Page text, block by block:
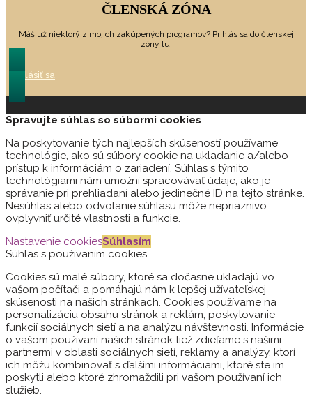
ČLENSKÁ ZÓNA
Máš už niektorý z mojich zakúpených programov? Prihlás sa do členskej
zóny tu:
Prihlásiť sa
Spravujte súhlas so súbormi cookies
Na poskytovanie tých najlepších skúseností používame
technológie, ako sú súbory cookie na ukladanie a/alebo
prístup k informáciám o zariadení. Súhlas s týmito
technológiami nám umožní spracovávať údaje, ako je
správanie pri prehliadaní alebo jedinečné ID na tejto stránke.
Nesúhlas alebo odvolanie súhlasu môže nepriaznivo
ovplyvniť určité vlastnosti a funkcie.
Nastavenie cookiesSúhlasím
Súhlas s používaním cookies
Cookies sú malé súbory, ktoré sa dočasne ukladajú vo
vašom počítači a pomáhajú nám k lepšej užívateľskej
skúsenosti na našich stránkach. Cookies používame na
personalizáciu obsahu stránok a reklám, poskytovanie
funkcií sociálnych sietí a na analýzu návštevnosti. Informácie
o vašom používaní našich stránok tiež zdieľame s našimi
partnermi v oblasti sociálnych sietí, reklamy a analýzy, ktorí
ich môžu kombinovať s ďalšími informáciami, ktoré ste im
poskytli alebo ktoré zhromaždili pri vašom používaní ich
služieb.